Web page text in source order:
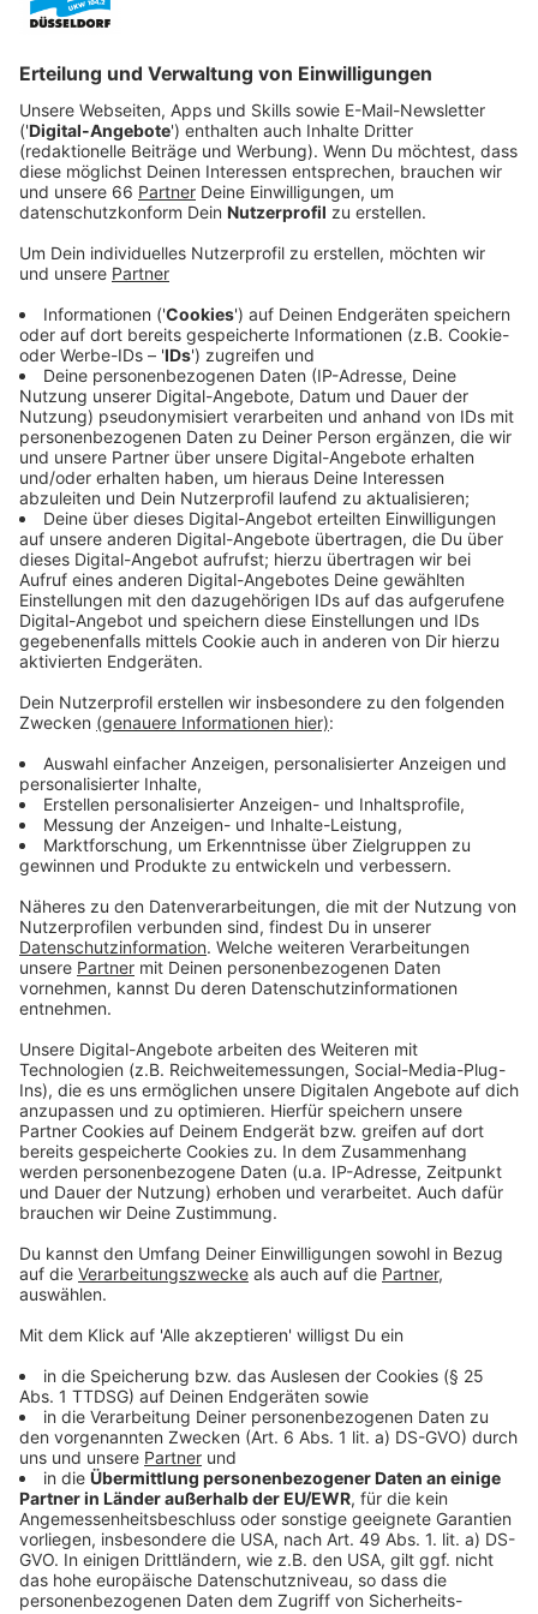
An diesem Wochenende hat es in Düsseldorf wieder
einen schweren Unfall mit einer Straßenbahn gegeben.
Dabei wurde ein 35-jähriger Düsseldorfer am frühen
Rheinbahnmitgeschleift und schwer verletzt.
In der Nacht von Samstag auf Sonntag boten sich an
der Haltestelle Wehrhahn auf der Grafenberger Allee
schlimme Bilder. Gegen 3.30 Uhr fuhr eine Rheinbahn
an, obwohl sich noch ein Mann im Kupplungsbereich
der Bahn aufgehalten haben soll. Der 35-Jährige wurde
mitgeschleift und schwer verletzt. Daraufhin gingen
mehrere Notrufe ein, der Mann kam in ein Krankenhaus.
Anzeige
Unfallexperten sollen Hergang klären
Anzeige
Jetzt sollen Unfallexperten derPolizei
es zu dem Unfall kommen konnte. Unter anderem geht
es um die Frage, warum die Bahn anfuhr, obwohl sich
der Mann noch im Gefahrenbereich befand.
Anzeige
Mehr Infos und Links zum Thema:
Anzeige
Mehr Blaulicht-Meldungen aus der Stadt
Mehr News aus Düsseldorf
In letzter Zeit gibt es immer wieder Unfälle mit der
Rheinbahn
Anzeige
Folge uns für mehr News & Updates:
Anzeige
Instagram| Facebook| WhatsApp-Kanal
Anzeige